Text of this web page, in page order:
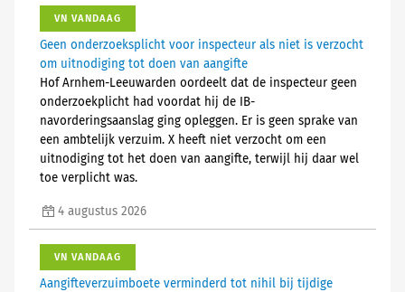
VN VANDAAG
Geen onderzoeksplicht voor inspecteur als niet is verzocht
om uitnodiging tot doen van aangifte
Hof Arnhem-Leeuwarden oordeelt dat de inspecteur geen
onderzoekplicht had voordat hij de IB-
navorderingsaanslag ging opleggen. Er is geen sprake van
een ambtelijk verzuim. X heeft niet verzocht om een
uitnodiging tot het doen van aangifte, terwijl hij daar wel
toe verplicht was.
4 augustus 2026
VN VANDAAG
Aangifteverzuimboete verminderd tot nihil bij tijdige